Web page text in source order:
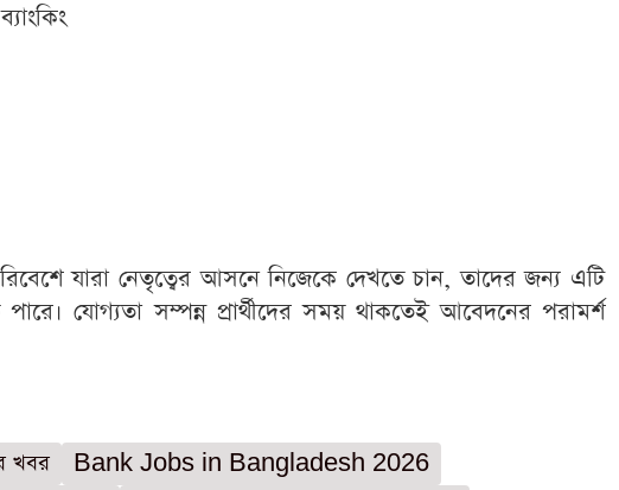
যারা নেতৃত্বের আসনে নিজেকে দেখতে চান, তাদের জন্য এটি
যোগ্যতা সম্পন্ন প্রার্থীদের সময় থাকতেই আবেদনের পরামর্শ
খবর
Bank Jobs in Bangladesh 2026